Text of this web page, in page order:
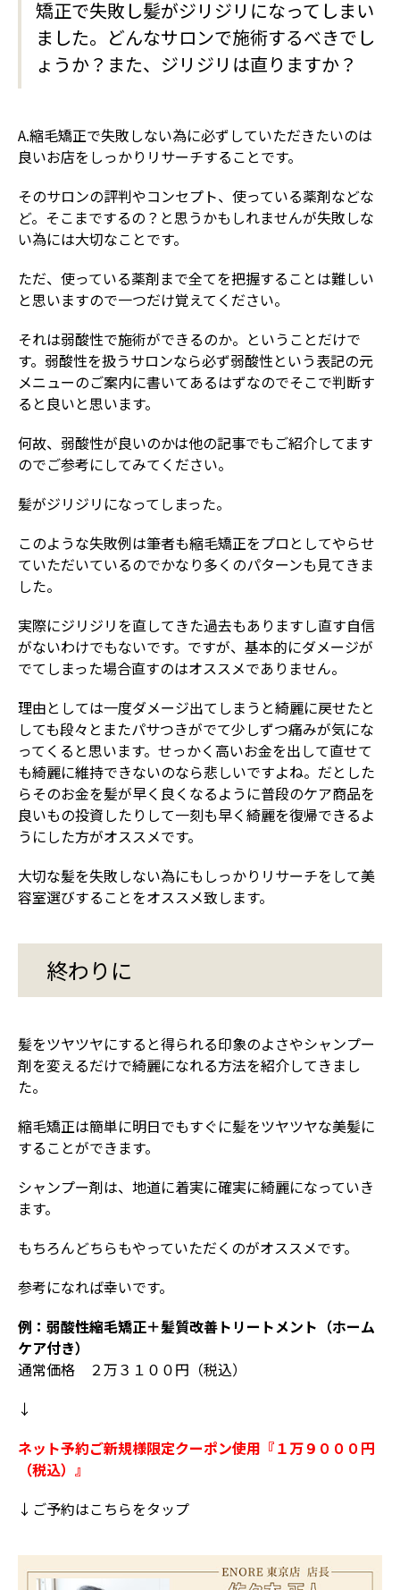
矯正で失敗し髪がジリジリになってしまい
ました。どんなサロンで施術するべきでし
ょうか？また、ジリジリは直りますか？
A.縮毛矯正で失敗しない為に必ずしていただきたいのは
良いお店をしっかりリサーチすることです。
そのサロンの評判やコンセプト、使っている薬剤などな
ど。そこまでするの？と思うかもしれませんが失敗しな
い為には大切なことです。
ただ、使っている薬剤まで全てを把握することは難しい
と思いますので一つだけ覚えてください。
それは弱酸性で施術ができるのか。ということだけで
す。弱酸性を扱うサロンなら必ず弱酸性という表記の元
メニューのご案内に書いてあるはずなのでそこで判断す
ると良いと思います。
何故、弱酸性が良いのかは他の記事でもご紹介してます
のでご参考にしてみてください。
髪がジリジリになってしまった。
このような失敗例は筆者も縮毛矯正をプロとしてやらせ
ていただいているのでかなり多くのパターンも見てきま
した。
実際にジリジリを直してきた過去もありますし直す自信
がないわけでもないです。ですが、基本的にダメージが
でてしまった場合直すのはオススメでありません。
理由としては一度ダメージ出てしまうと綺麗に戻せたと
しても段々とまたパサつきがでて少しずつ痛みが気にな
ってくると思います。せっかく高いお金を出して直せて
も綺麗に維持できないのなら悲しいですよね。だとした
らそのお金を髪が早く良くなるように普段のケア商品を
良いもの投資したりして一刻も早く綺麗を復帰できるよ
うにした方がオススメです。
大切な髪を失敗しない為にもしっかりリサーチをして美
容室選びすることをオススメ致します。
終わりに
髪をツヤツヤにすると得られる印象のよさやシャンプー
剤を変えるだけで綺麗になれる方法を紹介してきまし
た。
縮毛矯正は簡単に明日でもすぐに髪をツヤツヤな美髪に
することができます。
シャンプー剤は、地道に着実に確実に綺麗になっていき
ます。
もちろんどちらもやっていただくのがオススメです。
参考になれば幸いです。
例：弱酸性縮毛矯正＋髪質改善トリートメント（ホーム
ケア付き）
通常価格 ２万３１００円（税込）
↓
ネット予約ご新規様限定クーポン使用『１万９０００円
（税込）』
↓ご予約はこちらをタップ